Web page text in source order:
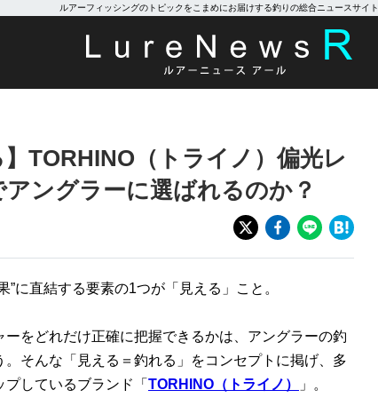
ルアーフィッシングのトピックをこまめにお届けする釣りの総合ニュースサイト
】TORHINO（トライノ）偏光レ
ングラーに選ばれるのか？
”に直結する要素の1つが「見える」こと。
をどれだけ正確に把握できるかは、アングラーの釣
。そんな「見える＝釣れる」をコンセプトに掲げ、多
しているブランド「 TORHINO（トライノ） 」。